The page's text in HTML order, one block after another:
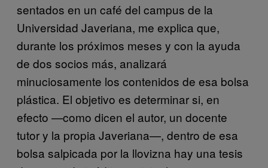
sentados en un café del campus de la
Universidad Javeriana, me explica que,
durante los próximos meses y con la ayuda
de dos socios más, analizará
minuciosamente los contenidos de esa bolsa
plástica. El objetivo es determinar si, en
efecto —como dicen el autor, un docente
tutor y la propia Javeriana—, dentro de esa
bolsa salpicada por la llovizna hay una tesis